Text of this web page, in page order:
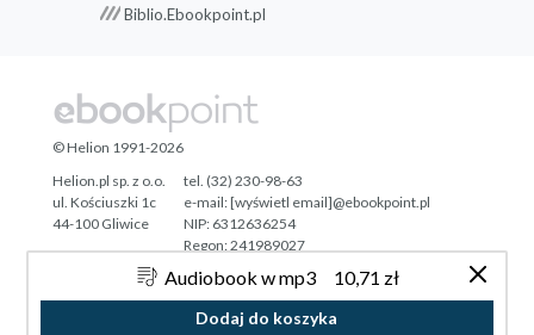
Audiobook w mp3 10,71 zł
Dodaj do koszyka
Biblio.Ebookpoint.pl
Designed with ♥ byTonik.pl
© Helion 1991-2026
Helion.pl sp. z o.o.
ul. Kościuszki 1c
44-100 Gliwice
tel. (32) 230-98-63
e-mail:[wyświetl email]@ebookpoint.pl
NIP: 6312636254
Regon: 241989027